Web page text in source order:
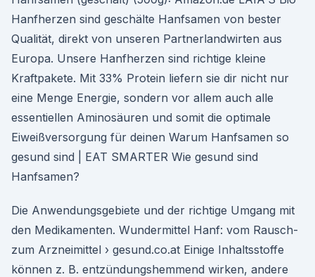
Hanfherzen sind geschälte Hanfsamen von bester
Qualität, direkt von unseren Partnerlandwirten aus
Europa. Unsere Hanfherzen sind richtige kleine
Kraftpakete. Mit 33% Protein liefern sie dir nicht nur
eine Menge Energie, sondern vor allem auch alle
essentiellen Aminosäuren und somit die optimale
Eiweißversorgung für deinen Warum Hanfsamen so
gesund sind | EAT SMARTER Wie gesund sind
Hanfsamen?
Die Anwendungsgebiete und der richtige Umgang mit
den Medikamenten. Wundermittel Hanf: vom Rausch-
zum Arzneimittel › gesund.co.at Einige Inhaltsstoffe
können z. B. entzündungshemmend wirken, andere